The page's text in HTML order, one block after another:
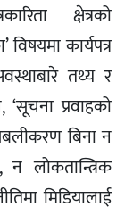
क्षेत्रको
कार्यपत्र
तथ्य र
प्रवाहको
बिना न
न लोकतान्त्रिक
मिडियालाई